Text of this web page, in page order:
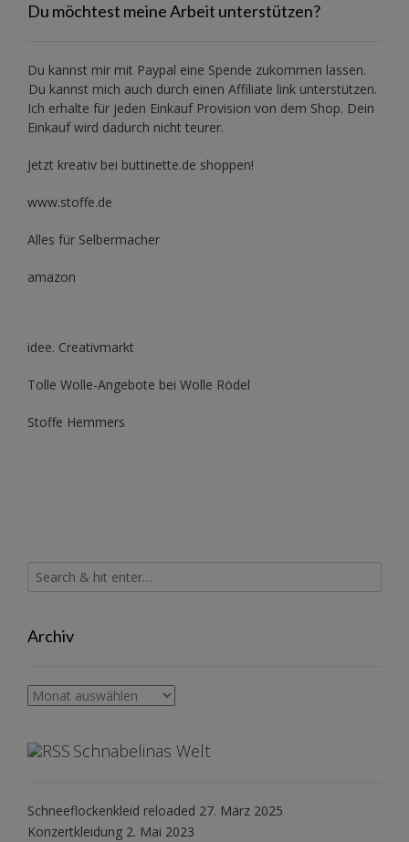
Du möchtest meine Arbeit unterstützen?
Du kannst mir mit Paypal eine Spende zukommen lassen.
Du kannst mich auch durch einen Affiliate link unterstützen.
Ich erhalte für jeden Einkauf Provision von dem Shop. Dein
Einkauf wird dadurch nicht teurer.
Jetzt kreativ bei buttinette.de shoppen!
www.stoffe.de
Alles für Selbermacher
amazon
idee. Creativmarkt
Tolle Wolle-Angebote bei Wolle Rödel
Stoffe Hemmers
Archiv
Archiv
Schnabelinas Welt
Schneeflockenkleid reloaded 27. März 2025
Konzertkleidung 2. Mai 2023